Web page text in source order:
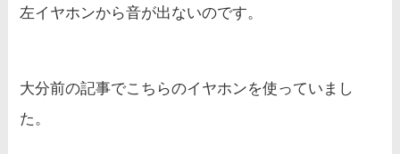
左イヤホンから音が出ないのです。
大分前の記事でこちらのイヤホンを使っていまし
た。